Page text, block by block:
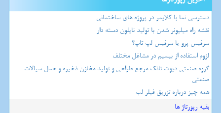
دسترسی نما با کلایمر در پروژه های ساختمانی
نقشه راه میلیونر شدن با تولید نایلون دسته دار
سرفیس پرو یا سرفیس لپ تاپ؟
لزوم استفاده از بیسیم در مشاغل مختلف
گروه صنعتی دپوت تانک مرجع طراحی و تولید مخازن ذخیره و حمل سیالات
صنعتی
همه چیز درباره تزریق فیلر لب
بقیه رپورتاژ ها